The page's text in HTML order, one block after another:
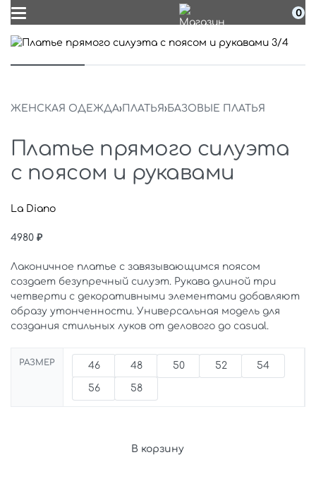
0
ЖЕНСКАЯ ОДЕЖДА›ПЛАТЬЯ›БАЗОВЫЕ ПЛАТЬЯ
Платье прямого силуэта
с поясом и рукавами
La Diano
4980 ₽
Лаконичное платье с завязывающимся поясом
создает безупречный силуэт. Рукава длиной три
четверти с декоративными элементами добавляют
образу утонченности. Универсальная модель для
создания стильных луков от делового до casual.
РАЗМЕР 46 48 50 52 54
56 58
В корзину